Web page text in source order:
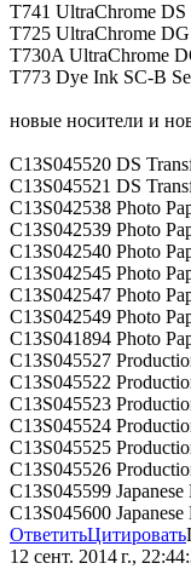
T741 UltraChrome
T725 UltraChrome
T730A UltraChrome
T773 Dye Ink SC-B
новые носители и
C13S045520 DS
C13S045521 DS
C13S042538 Photo
C13S042539 Photo
C13S042540 Photo
C13S042545 Photo
C13S042547 Photo
C13S042549 Photo
C13S041894 Photo
C13S045527
C13S045522
C13S045523
C13S045524
C13S045525
C13S045526
C13S045599
C13S045600
ОтветитьЦитировать
12 сент. 2014 г.,